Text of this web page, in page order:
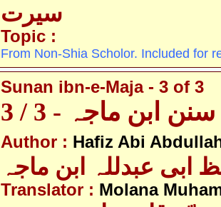
سیرت
Topic :
From Non-Shia Scholor. Included for
Sunan ibn-e-Maja - 3 of 3
سنن ابن ماجہ - 3 / 3
Author : Hafiz Abi
ابی عبدللہ ابن ماجہ
Translator : Molana